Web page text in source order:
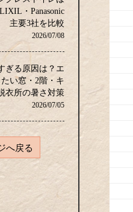
・Panasonic
主要3社を比較
2026/07/08
ぎる原因は？エ
い窓・2階・キ
衣所の暑さ対策
2026/07/05
へ戻る